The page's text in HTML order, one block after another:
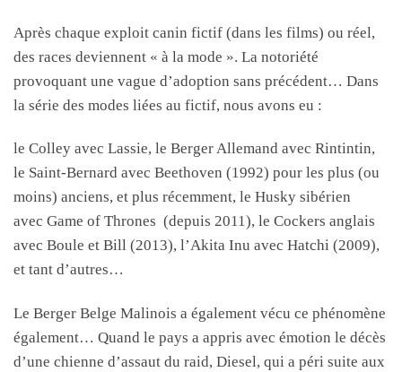
Après chaque exploit canin fictif (dans les films) ou réel,
des races deviennent « à la mode ». La notoriété
provoquant une vague d’adoption sans précédent… Dans
la série des modes liées au fictif, nous avons eu :
le Colley avec Lassie, le Berger Allemand avec Rintintin,
le Saint-Bernard avec Beethoven (1992) pour les plus (ou
moins) anciens, et plus récemment, le Husky sibérien
avec Game of Thrones (depuis 2011), le Cockers anglais
avec Boule et Bill (2013), l’Akita Inu avec Hatchi (2009),
et tant d’autres…
Le Berger Belge Malinois a également vécu ce phénomène
également… Quand le pays a appris avec émotion le décès
d’une chienne d’assaut du raid, Diesel, qui a péri suite aux